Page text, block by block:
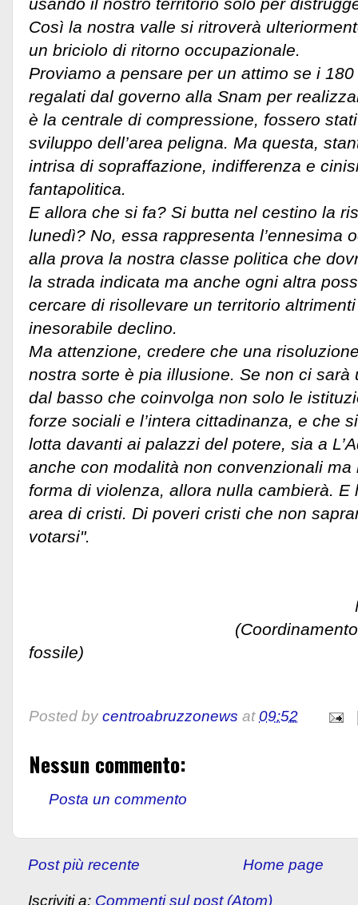
Così la nostra valle si ritroverà
un briciolo di ritorno occupazionale.
Proviamo a pensare per un attimo se i
regalati dal governo alla Snam per
è la centrale di compressione, fossero
sviluppo dell’area peligna. Ma questa,
intrisa di sopraffazione, indifferenza e
fantapolitica.
E allora che si fa? Si butta nel cestino la
lunedì? No, essa rappresenta l’ennesima
alla prova la nostra classe politica che
la strada indicata ma anche ogni altra
cercare di risollevare un territorio
inesorabile declino.
Ma attenzione, credere che una
nostra sorte è pia illusione. Se non ci sarà
dal basso che coinvolga non solo le
forze sociali e l’intera cittadinanza, e che
lotta davanti ai palazzi del potere, sia a
anche con modalità non convenzionali ma
forma di violenza, allora nulla cambierà. E
area di cristi. Di poveri cristi che non
votarsi".
Mario
(Coordinamento Per il
fossile)
Posted by centroabruzzonews at09:52
Nessun commento:
Posta un commento
Post più recente Home page
Iscriviti a: Commenti sul post (Atom)